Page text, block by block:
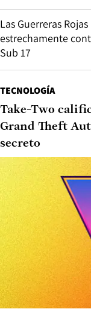
Las Guerreras
estrechamente
Sub 17
TECNOLOGÍA
Take-Two
Grand Theft
secreto